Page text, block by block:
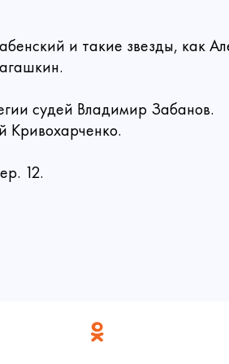
и такие звезды, как
судей Владимир Забанов.
Кривохарченко.
12.
на
и
3000